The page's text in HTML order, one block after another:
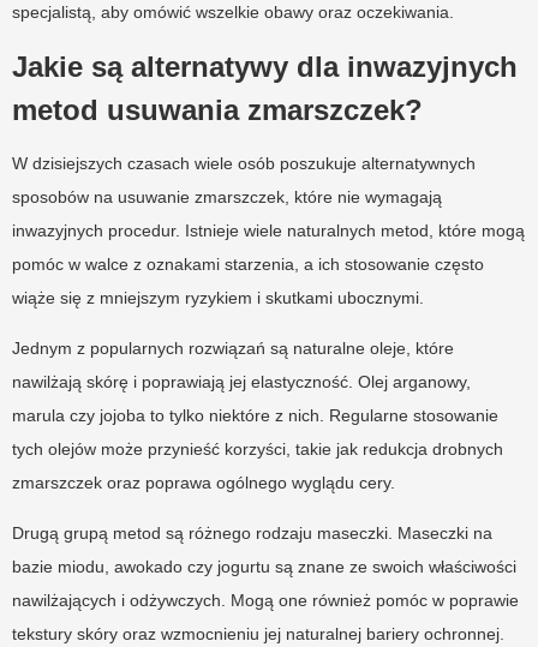
specjalistą, aby omówić wszelkie obawy oraz oczekiwania.
Jakie są alternatywy dla inwazyjnych
metod usuwania zmarszczek?
W dzisiejszych czasach wiele osób poszukuje alternatywnych
sposobów na usuwanie zmarszczek, które nie wymagają
inwazyjnych procedur. Istnieje wiele naturalnych metod, które mogą
pomóc w walce z oznakami starzenia, a ich stosowanie często
wiąże się z mniejszym ryzykiem i skutkami ubocznymi.
Jednym z popularnych rozwiązań są naturalne oleje, które
nawilżają skórę i poprawiają jej elastyczność. Olej arganowy,
marula czy jojoba to tylko niektóre z nich. Regularne stosowanie
tych olejów może przynieść korzyści, takie jak redukcja drobnych
zmarszczek oraz poprawa ogólnego wyglądu cery.
Drugą grupą metod są różnego rodzaju maseczki. Maseczki na
bazie miodu, awokado czy jogurtu są znane ze swoich właściwości
nawilżających i odżywczych. Mogą one również pomóc w poprawie
tekstury skóry oraz wzmocnieniu jej naturalnej bariery ochronnej.